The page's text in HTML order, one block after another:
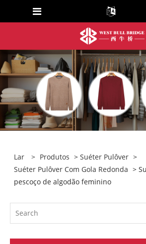
Lar > Produtos >Suéter Pulôver >
Suéter Pulôver Com Gola Redonda >
pescoço de algodão feminino